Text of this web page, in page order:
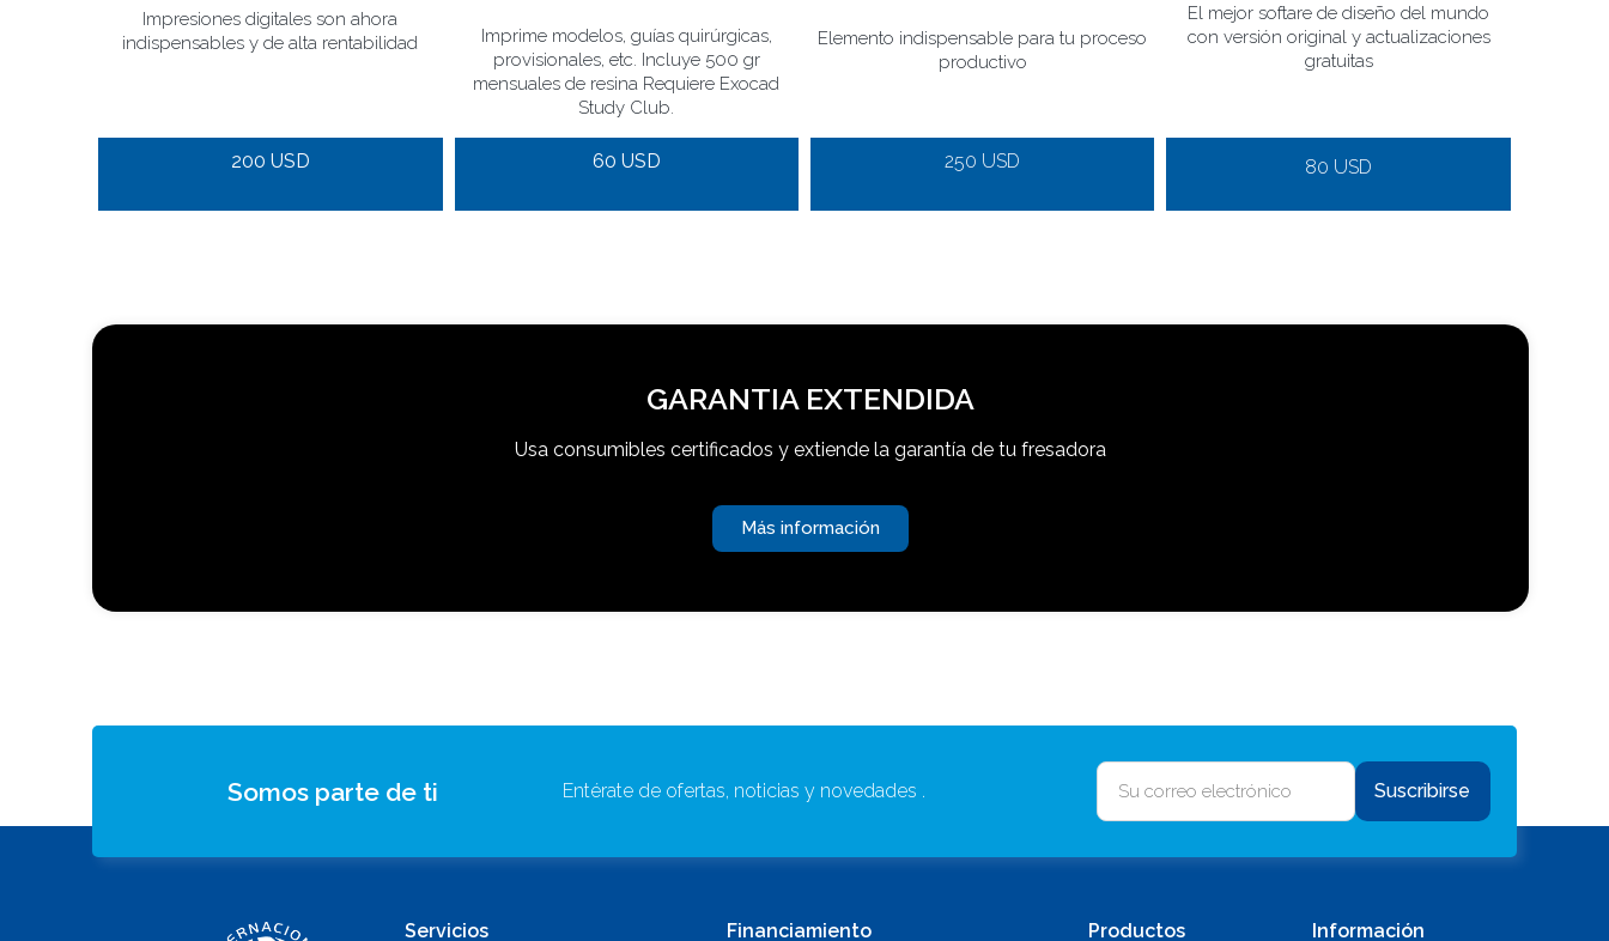
Impresiones digitales son ahora
indispensables y de alta rentabilidad
Imprime modelos, guías quirúrgicas,
provisionales, etc. Incluye 500 gr
mensuales de resina Requiere Exocad
Study Club.
Elemento indispensable para tu proceso
productivo
El mejor softare de diseño del mundo
con versión original y actualizaciones
gratuitas
200 USD 60 USD 250 USD 80 USD
GARANTIA EXTENDIDA
Usa consumibles certificados y extiende la garantía de tu fresadora
Más información
Somos parte de ti Entérate de ofertas, noticias y novedades . Suscribirse
Servicios Financiamiento Productos Información